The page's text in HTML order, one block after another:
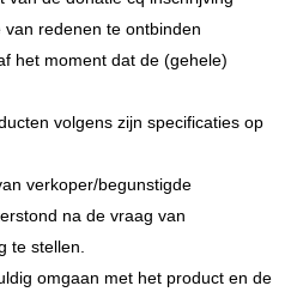
redenen te ontbinden
het moment dat de (gehele)
volgens zijn specificaties op
verkoper/begunstigde
na de vraag van
te stellen.
omgaan met het product en de